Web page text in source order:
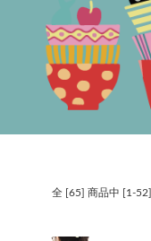
全 [65] 商品中 [1-